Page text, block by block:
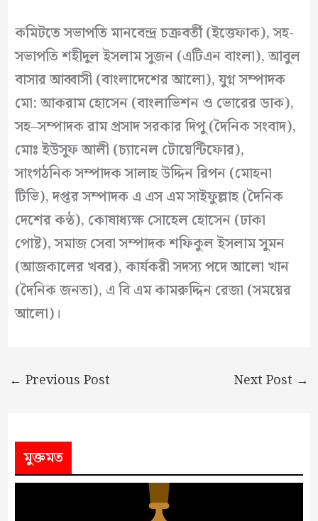
কমিটতে সভাপতি মানবেন্দ্র চক্রবর্তী (ইত্তেফাক), সহ-
সভাপতি শহীদুল ইসলাম সুজন (এটিএন বাংলা), আবুল
বাসার আব্বাসী (বাংলাদেশের আলো), যুগ্নসম্পাদক
মো:আকরামহোসেন(বাংলাভিশনও ভোরেরডাক),
সহ–সম্পাদকরামপ্রসাদসরকারদিপু(দৈনিকসংবাদ),
মোঃইউসুফআলী (চ্যানেলটোয়েন্টিফোর),
সাংগঠনিকসম্পাদকসালাহউদ্দিনরিপন(মোহনা
টিভি),দপ্তরসম্পাদকএ এসএমসাইফুল্লাহ(দৈনিক
দেশেরকন্ঠ), কোষাধ্যক্ষসোহেলহোসেন(ঢাকা
পোষ্ট),সমাজসেবাসম্পাদকশফিকুলইসলামসুমন
(আজকালেরখবর),কার্যকরীসদস্যপদেআলো খান
(দৈনিকজনতা), এবিএমকামরুদ্দিনরেজা (সময়ের
আলো)।
← Previous Post Next Post →
মুক্তমত